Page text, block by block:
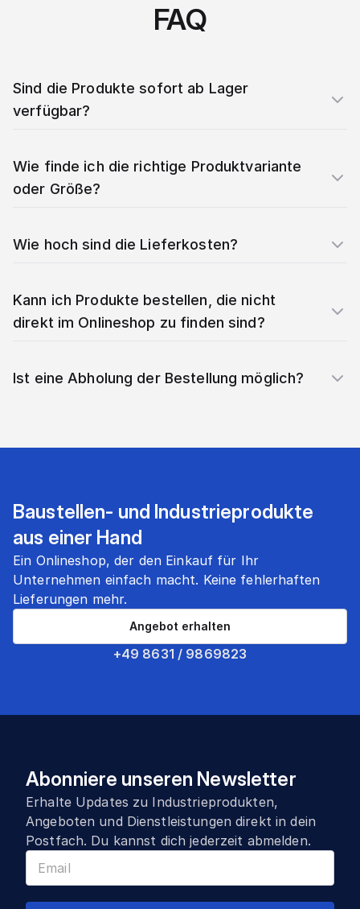
FAQ
Sind die Produkte sofort ab Lager
verfügbar?
Wie finde ich die richtige Produktvariante
oder Größe?
Wie hoch sind die Lieferkosten?
Kann ich Produkte bestellen, die nicht
direkt im Onlineshop zu finden sind?
Ist eine Abholung der Bestellung möglich?
Baustellen- und Industrieprodukte
aus einer Hand
Ein Onlineshop, der den Einkauf für Ihr
Unternehmen einfach macht. Keine fehlerhaften
Lieferungen mehr.
+49 8631 / 9869823
Angebot erhalten
Abonniere unseren Newsletter
Erhalte Updates zu Industrieprodukten,
Angeboten und Dienstleistungen direkt in dein
Postfach. Du kannst dich jederzeit abmelden.